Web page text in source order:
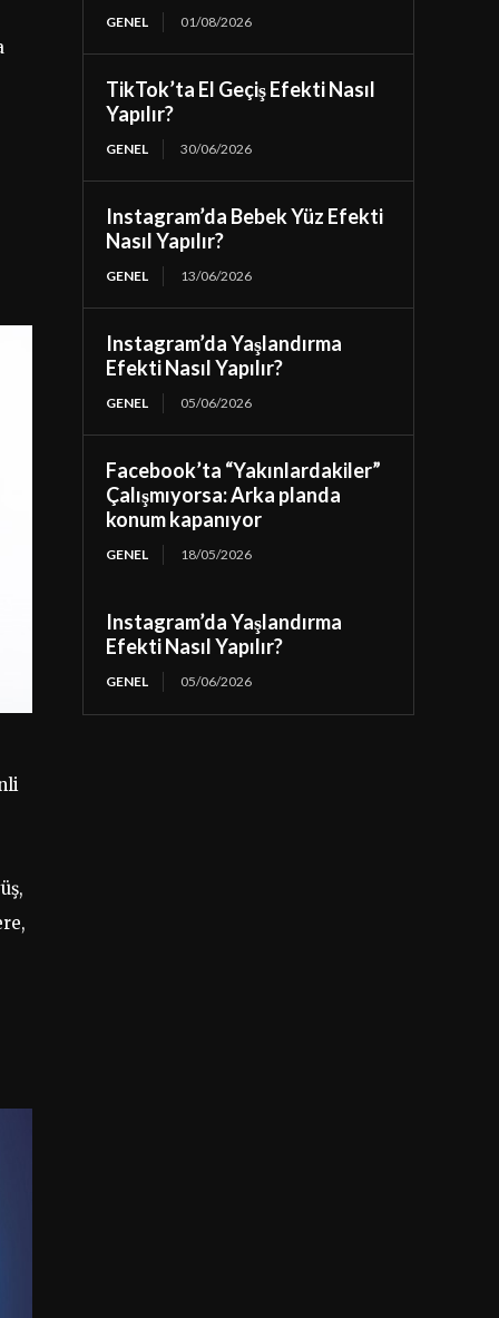
GENEL 01/08/2026
TikTok’ta El Geçiş Efekti Nasıl
Yapılır?
GENEL 30/06/2026
Instagram’da Bebek Yüz Efekti
Nasıl Yapılır?
GENEL 13/06/2026
Instagram’da Yaşlandırma
Efekti Nasıl Yapılır?
GENEL 05/06/2026
Facebook’ta “Yakınlardakiler”
Çalışmıyorsa: Arka planda
konum kapanıyor
GENEL 18/05/2026
Instagram’da Yaşlandırma
Efekti Nasıl Yapılır?
GENEL 05/06/2026